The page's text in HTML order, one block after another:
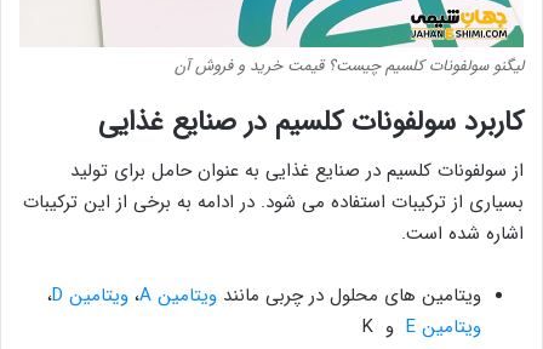
لیگنو سولفونات کلسیم چیست؟ قیمت خرید و فروش آن
کاربرد سولفونات کلسیم در صنایع غذایی
از سولفونات کلسیم در صنایع غذایی به عنوان حامل برای تولید
بسیاری از ترکیبات استفاده می شود. در ادامه به برخی از این ترکیبات
اشاره شده است.
ویتامین های محلول در چربی مانند ویتامین A ، ویتامین D ،
ویتامین E
و K